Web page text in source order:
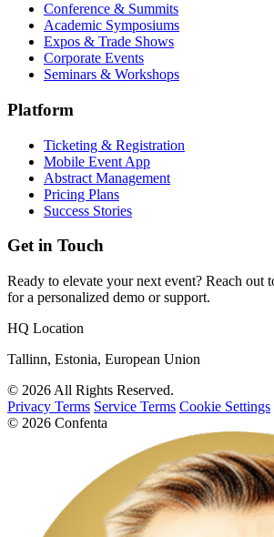
Conference & Summits
Academic Symposiums
Expos & Trade Shows
Corporate Events
Seminars & Workshops
Platform
Ticketing & Registration
Mobile Event App
Abstract Management
Pricing Plans
Success Stories
Get in Touch
Ready to elevate your next event? Reach out
for a personalized demo or support.
HQ Location
Tallinn, Estonia, European Union
© 2026 All Rights Reserved.
Privacy Terms Service Terms Cookie Settings
© 2026 Confenta